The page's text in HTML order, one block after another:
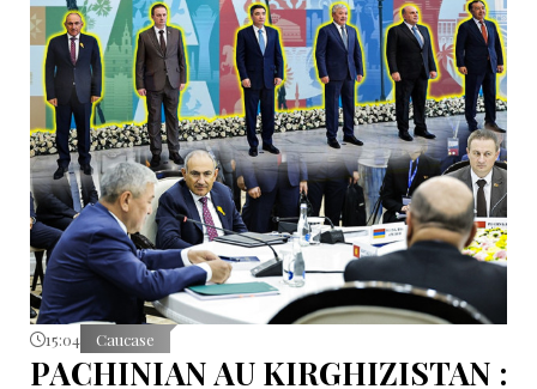
15:04 Caucase
PACHINIAN AU KIRGHIZISTAN :